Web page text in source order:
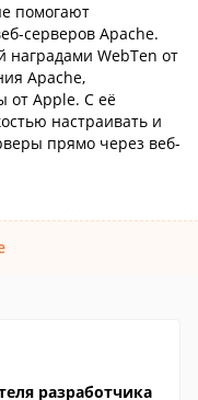
помогают
серверов Apache.
наградами WebTen от
Apache,
от Apple. С её
настраивать и
прямо через веб-
разработчика